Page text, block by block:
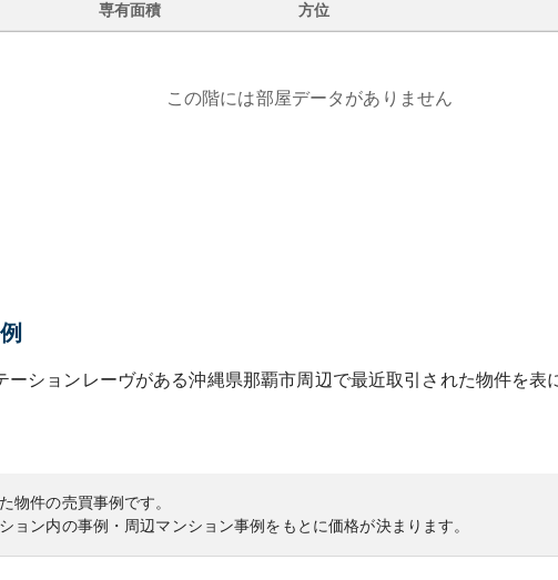
専有面積 方位
この階には部屋データがありません
ーションレーヴがある沖縄県那覇市周辺で最近取引された物件を表
物件の売買事例です。
ョン内の事例・周辺マンション事例をもとに価格が決まります。